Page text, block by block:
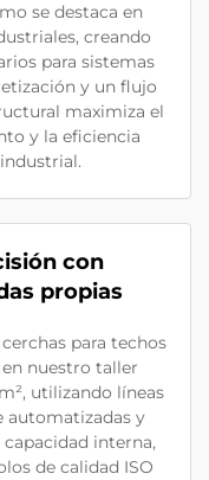
se destaca en
creando
para sistemas
y un flujo
maximiza el
y la eficiencia
con
propias
para techos
nuestro taller
utilizando líneas
automatizadas y
interna,
de calidad ISO